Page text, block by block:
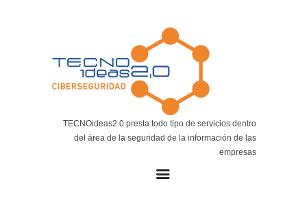
TECNOideas2.0 presta todo tipo de servicios dentro
del área de la seguridad de la información de las
empresas
BLOG TECNOIDEAS
Noticias tecnológicas.